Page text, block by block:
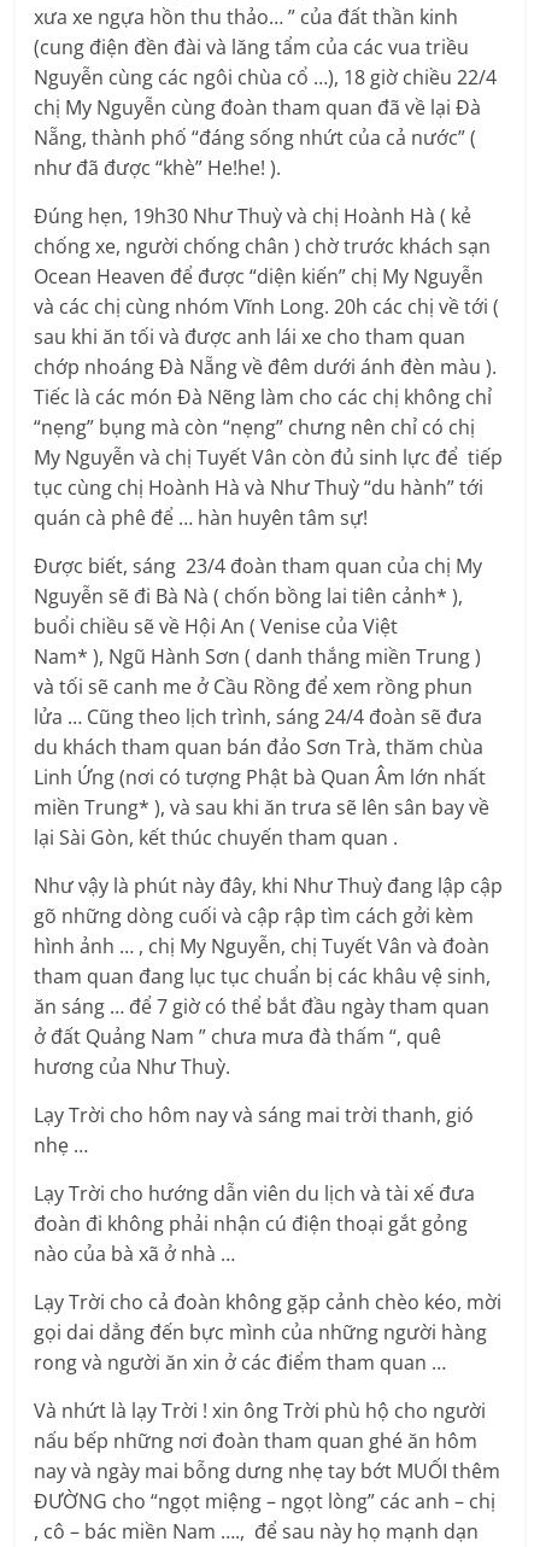
xưa xe ngựa hồn thu thảo… ” của đất thần kinh
(cung điện đền đài và lăng tẩm của các vua triều
Nguyễn cùng các ngôi chùa cổ …), 18 giờ chiều 22/4
chị My Nguyễn cùng đoàn tham quan đã về lại Đà
Nẵng, thành phố “đáng sống nhứt của cả nước” (
như đã được “khè” He!he! ).
Đúng hẹn, 19h30 Như Thuỳ và chị Hoành Hà ( kẻ
chống xe, người chống chân ) chờ trước khách sạn
Ocean Heaven để được “diện kiến” chị My Nguyễn
và các chị cùng nhóm Vĩnh Long. 20h các chị về tới (
sau khi ăn tối và được anh lái xe cho tham quan
chớp nhoáng Đà Nẵng về đêm dưới ánh đèn màu ).
Tiếc là các món Đà Nẽng làm cho các chị không chỉ
“nẹng” bụng mà còn “nẹng” chưng nên chỉ có chị
My Nguyễn và chị Tuyết Vân còn đủ sinh lực để tiếp
tục cùng chị Hoành Hà và Như Thuỳ “du hành” tới
quán cà phê để … hàn huyên tâm sự!
Được biết, sáng 23/4 đoàn tham quan của chị My
Nguyễn sẽ đi Bà Nà ( chốn bồng lai tiên cảnh* ),
buổi chiều sẽ về Hội An ( Venise của Việt
Nam* ), Ngũ Hành Sơn ( danh thắng miền Trung )
và tối sẽ canh me ở Cầu Rồng để xem rồng phun
lửa … Cũng theo lịch trình, sáng 24/4 đoàn sẽ đưa
du khách tham quan bán đảo Sơn Trà, thăm chùa
Linh Ứng (nơi có tượng Phật bà Quan Âm lớn nhất
miền Trung* ), và sau khi ăn trưa sẽ lên sân bay về
lại Sài Gòn, kết thúc chuyến tham quan .
Như vậy là phút này đây, khi Như Thuỳ đang lập cập
gõ những dòng cuối và cập rập tìm cách gởi kèm
hình ảnh … , chị My Nguyễn, chị Tuyết Vân và đoàn
tham quan đang lục tục chuẩn bị các khâu vệ sinh,
ăn sáng … để 7 giờ có thể bắt đầu ngày tham quan
ở đất Quảng Nam ” chưa mưa đà thấm “, quê
hương của Như Thuỳ.
Lạy Trời cho hôm nay và sáng mai trời thanh, gió
nhẹ …
Lạy Trời cho hướng dẫn viên du lịch và tài xế đưa
đoàn đi không phải nhận cú điện thoại gắt gỏng
nào của bà xã ở nhà …
Lạy Trời cho cả đoàn không gặp cảnh chèo kéo, mời
gọi dai dẳng đến bực mình của những người hàng
rong và người ăn xin ở các điểm tham quan …
Và nhứt là lạy Trời ! xin ông Trời phù hộ cho người
nấu bếp những nơi đoàn tham quan ghé ăn hôm
nay và ngày mai bỗng dưng nhẹ tay bớt MUỐI thêm
ĐƯỜNG cho “ngọt miệng – ngọt lòng” các anh – chị
, cô – bác miền Nam …., để sau này họ mạnh dạn